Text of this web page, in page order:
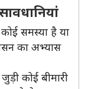
समस्या है या
का अभ्यास
कोई बीमारी